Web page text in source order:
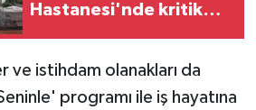
Hastanesi'nde kritik
ve istihdam olanakları da
programı ile iş hayatına